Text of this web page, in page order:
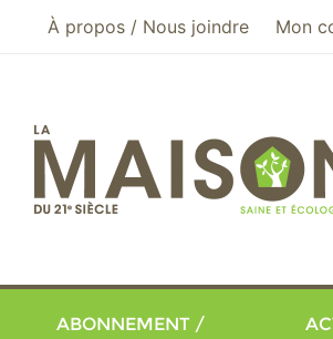
Aller au menu principal
Aller au contenu principal
À propos / Nous joindre Mon
ABONNEMENT /